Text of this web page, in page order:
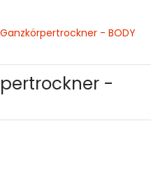
- BODY
-